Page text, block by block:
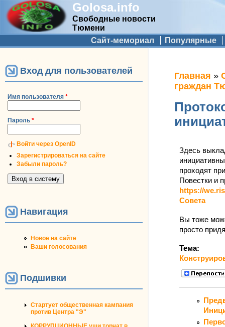
Golosa.info
Свободные новости
Тюмени
Дополнительное меню
Сайт-мемориал Популярные
Вход для пользователей
Имя пользователя *
Пароль *
Войти через OpenID
Зарегистрироваться на сайте
Забыли пароль?
Навигация
Новое на сайте
Ваши голосования
Подшивки
Стартует общественная кампания
против Центра "Э"
Вы
Главная »
граждан
Здесь
проходят
Повестки и
https://
Совета
Вы тоже
просто
Тема: